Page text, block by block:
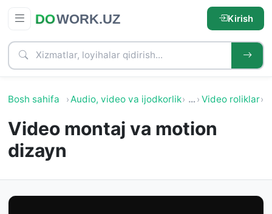
Kirish
Bosh sahifa Audio, video va ijodkorlik … Video roliklar
Video montaj va motion
dizayn